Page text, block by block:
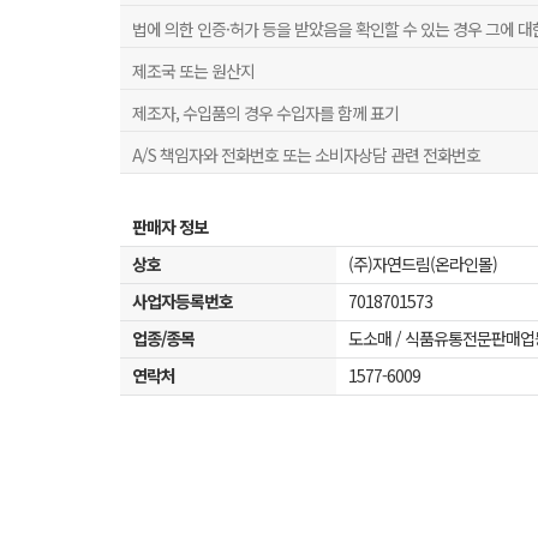
법에 의한 인증·허가 등을 받았음을 확인할 수 있는 경우 그에 대
제조국 또는 원산지
제조자, 수입품의 경우 수입자를 함께 표기
A/S 책임자와 전화번호 또는 소비자상담 관련 전화번호
판매자 정보
상호
(주)자연드림(온라인몰)
사업자등록번호
7018701573
업종/종목
도소매 / 식품유통전문판매
연락처
1577-6009